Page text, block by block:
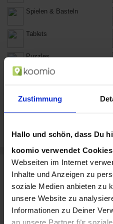
Zustimmung
Hallo und schön, dass Du
koomio verwendet
Webseiten im Internet
Inhalte und Anzeigen zu
soziale Medien anbieten zu
unsere Website zu
Informationen zu Deiner
an unsere Partner für
Spielen & Basteln
Tablets
Puzzles
Drachen & Kites
Marken, die Du bei
kannst
Toys R Us verkauft u.a. diese